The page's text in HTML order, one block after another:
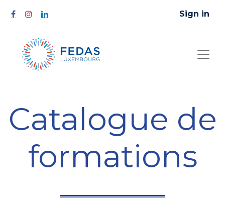
Sign in
Catalogue de
formations